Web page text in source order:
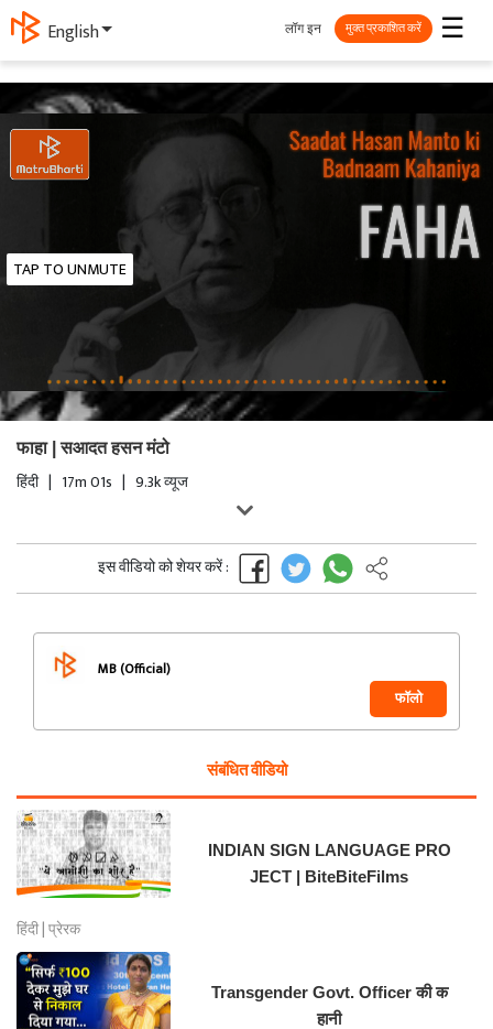
English ☰
लॉग इन मुक्त प्रकाशित करें
TAP TO UNMUTE
फाहा | सआदत हसन मंटो
हिंदी | 17m 01s | 9.3k व्यूज
इस वीडियो को शेयर करें :
MB (Official)
फॉलो
संबंधित वीडियो
INDIAN SIGN LANGUAGE PRO
JECT | BiteBiteFilms
हिंदी | प्रेरक
Transgender Govt. Officer की क
हानी